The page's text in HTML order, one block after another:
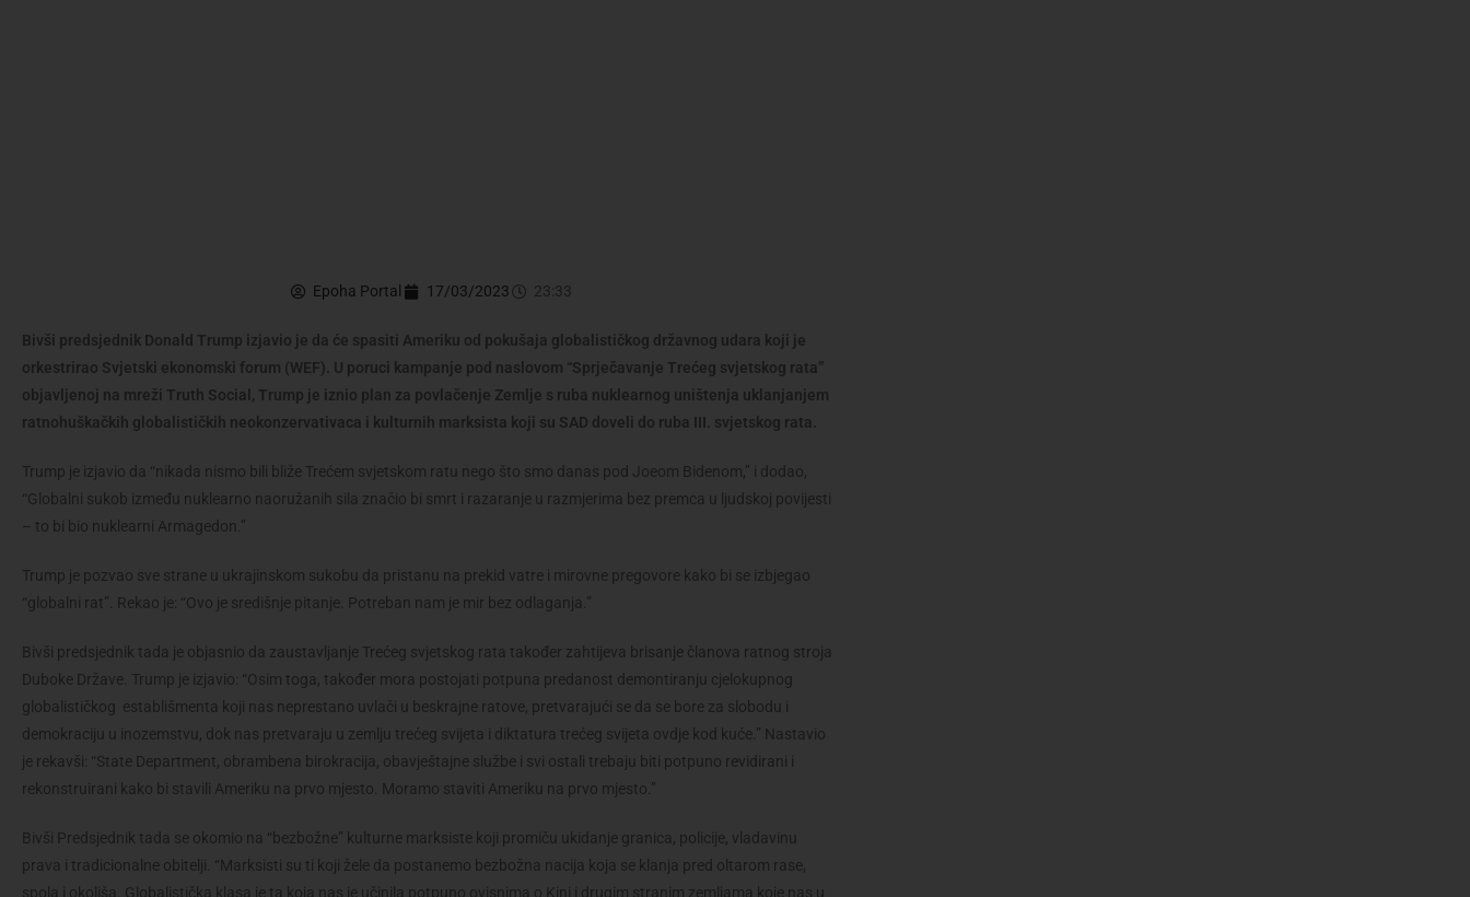
Epoha Portal 17/03/2023 23:33
Bivši predsjednik Donald Trump izjavio je da će spasiti Ameriku od pokušaja globalističkog državnog udara koji je
orkestrirao Svjetski ekonomski forum (WEF). U poruci kampanje pod naslovom “Sprječavanje Trećeg svjetskog rata”
objavljenoj na mreži Truth Social, Trump je iznio plan za povlačenje Zemlje s ruba nuklearnog uništenja uklanjanjem
ratnohuškačkih globalističkih neokonzervativaca i kulturnih marksista koji su SAD doveli do ruba III. svjetskog rata.
Trump je izjavio da “nikada nismo bili bliže Trećem svjetskom ratu nego što smo danas pod Joeom Bidenom,” i dodao,
“Globalni sukob između nuklearno naoružanih sila značio bi smrt i razaranje u razmjerima bez premca u ljudskoj povijesti
– to bi bio nuklearni Armagedon.”
Trump je pozvao sve strane u ukrajinskom sukobu da pristanu na prekid vatre i mirovne pregovore kako bi se izbjegao
“globalni rat”. Rekao je: “Ovo je središnje pitanje. Potreban nam je mir bez odlaganja.”
Bivši predsjednik tada je objasnio da zaustavljanje Trećeg svjetskog rata također zahtijeva brisanje članova ratnog stroja
Duboke Države. Trump je izjavio: “Osim toga, također mora postojati potpuna predanost demontiranju cjelokupnog
globalističkog establišmenta koji nas neprestano uvlači u beskrajne ratove, pretvarajući se da se bore za slobodu i
demokraciju u inozemstvu, dok nas pretvaraju u zemlju trećeg svijeta i diktatura trećeg svijeta ovdje kod kuće.” Nastavio
je rekavši: “State Department, obrambena birokracija, obavještajne službe i svi ostali trebaju biti potpuno revidirani i
rekonstruirani kako bi stavili Ameriku na prvo mjesto. Moramo staviti Ameriku na prvo mjesto.”
Bivši Predsjednik tada se okomio na “bezbožne” kulturne marksiste koji promiču ukidanje granica, policije, vladavinu
prava i tradicionalne obitelji. “Marksisti su ti koji žele da postanemo bezbožna nacija koja se klanja pred oltarom rase,
spola i okoliša. Globalistička klasa je ta koja nas je učinila potpuno ovisnima o Kini i drugim stranim zemljama koje nas u